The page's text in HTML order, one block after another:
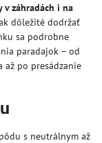
záhradách i na
dôležité dodržať
sa podrobne
paradajok – od
až po presádzanie
s neutrálnym až